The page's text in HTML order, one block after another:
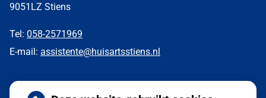
9051LZ Stiens
Tel: 058-2571969
E-mail: assistente@huisartsstiens.nl
Nieuws